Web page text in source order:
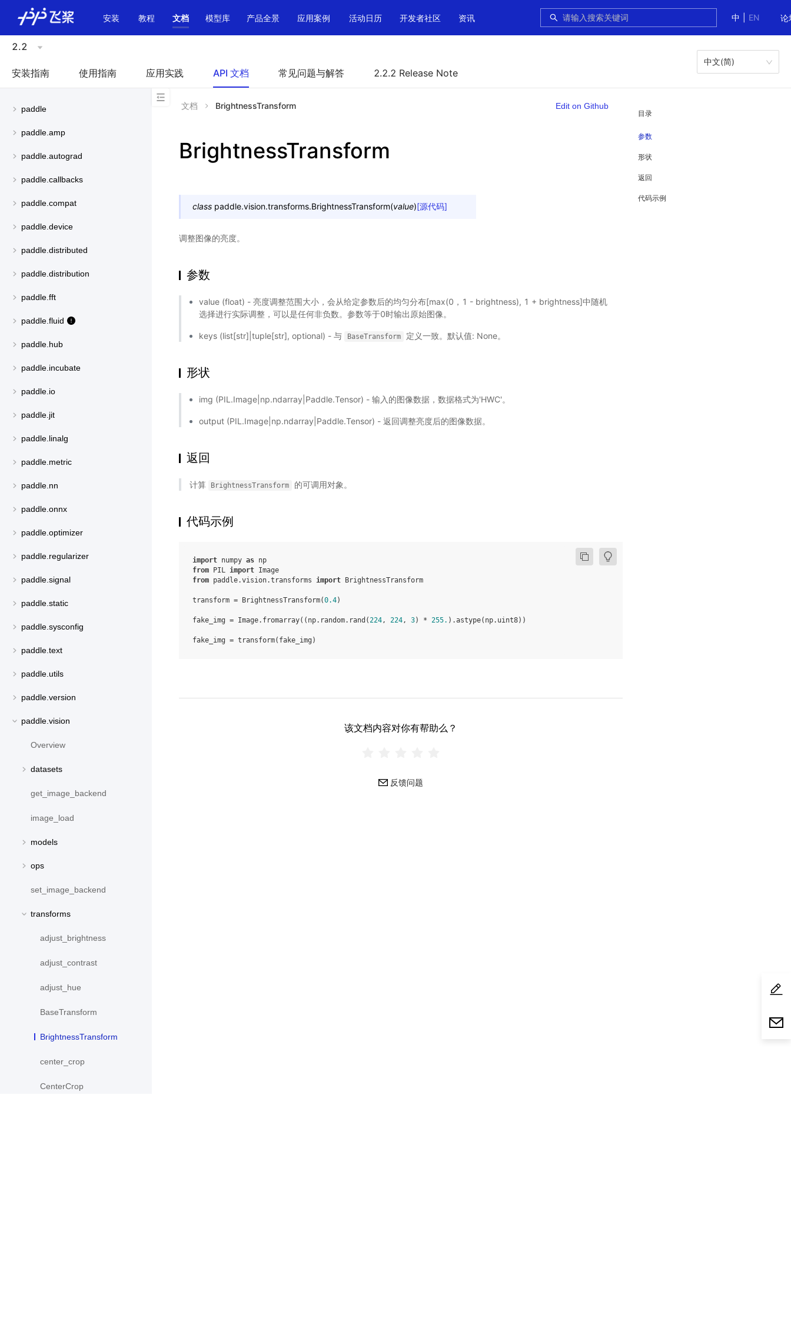
中
EN 论
安装 教程 文档 模型库 产品全景 应用案例 活动日历 开发者社区 资讯
2.2
安装指南 使用指南 应用实践 API 文档 常见问题与解答 2.2.2 Release Note
中文(简)
paddle
paddle.amp
paddle.autograd
paddle.callbacks
paddle.compat
paddle.device
paddle.distributed
paddle.distribution
paddle.fft
paddle.fluid
paddle.hub
paddle.incubate
paddle.io
paddle.jit
paddle.linalg
paddle.metric
paddle.nn
paddle.onnx
paddle.optimizer
paddle.regularizer
paddle.signal
paddle.static
paddle.sysconfig
paddle.text
paddle.utils
paddle.version
paddle.vision
Overview
datasets
get_image_backend
image_load
models
ops
set_image_backend
transforms
adjust_brightness
adjust_contrast
adjust_hue
BaseTransform
BrightnessTransform
center_crop
CenterCrop
目录
参数
形状
返回
代码示例
文档 BrightnessTransform Edit on Github
BrightnessTransform
class paddle.vision.transforms.BrightnessTransform(value)[源代码]
调整图像的亮度。
参数
value (float) - 亮度调整范围大小，会从给定参数后的均匀分布[max(0，1 - brightness), 1 + brightness]中随机
选择进行实际调整，可以是任何非负数。参数等于0时输出原始图像。
keys (list[str]|tuple[str], optional) - 与 BaseTransform 定义一致。默认值: None。
形状
img (PIL.Image|np.ndarray|Paddle.Tensor) - 输入的图像数据，数据格式为'HWC'。
output (PIL.Image|np.ndarray|Paddle.Tensor) - 返回调整亮度后的图像数据。
返回
计算 BrightnessTransform 的可调用对象。
代码示例
import numpy as np
from
PIL import Image
from paddle.vision.transforms import BrightnessTransform
transform = BrightnessTransform(0.4)
fake_img = Image. fromarray(( np. random. rand (224, 224, 3) * 255. ) .astype( np. uint8))
fake_img = transform( fake_img )
该文档内容对你有帮助么？
反馈问题